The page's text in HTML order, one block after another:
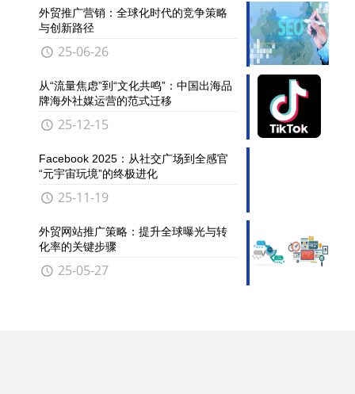
外贸推广营销：全球化时代的竞争策略
与创新路径
25-06-26
从“流量焦虑”到“文化共鸣”：中国出海品
牌海外社媒运营的范式迁移
25-12-15
Facebook 2025：从社交广场到全感官
“元宇宙玩境”的终极进化
25-11-19
外贸网站推广策略：提升全球曝光与转
化率的关键步骤
25-05-27